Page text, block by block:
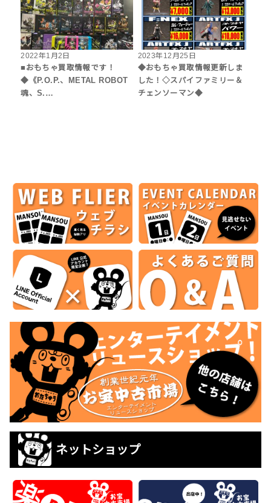
2022年1月2日
■おもちゃ買取情報です！
◆《P.O.P.、METAL ROBOT
魂、S.…
2023年12月25日
◆おもちゃ買取情報更新しま
した！◇スパイファミリー＆
チェンソーマン◆
ネットショップ